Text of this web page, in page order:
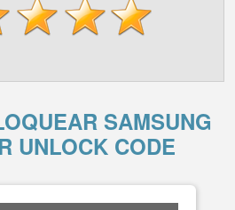
SAMSUNG
UNLOCK CODE